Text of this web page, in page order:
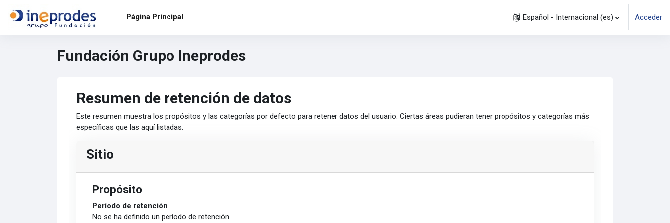
Página Principal
Español - Internacional ‎(es)‎ Acceder
Fundación Grupo Ineprodes
Resumen de retención de datos
Este resumen muestra los propósitos y las categorías por defecto para retener datos del usuario. Ciertas áreas pudieran tener propósitos y categorías más
específicas que las aquí listadas.
Sitio
Propósito
Período de retención
No se ha definido un período de retención